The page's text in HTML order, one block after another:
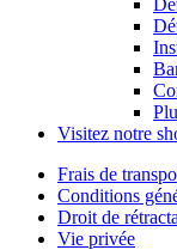
Visitez notre
Frais de
Conditions
Droit de
Vie privée